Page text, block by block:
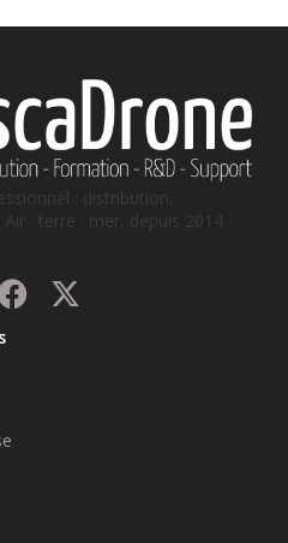
: distribution,
· terre · mer, depuis 2014.